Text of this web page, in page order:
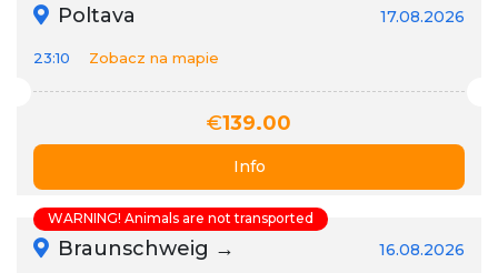
Poltava 17.08.2026
23:10 Zobacz na mapie
€139.00
Info
Braunschweig → 16.08.2026
WARNING! Animals are not transported